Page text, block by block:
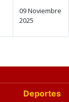
09 Noviembre
2025
Deportes